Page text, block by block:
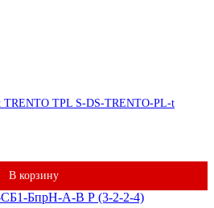
TRENTO TPL S-DS-TRENTO-PL-t
В корзину